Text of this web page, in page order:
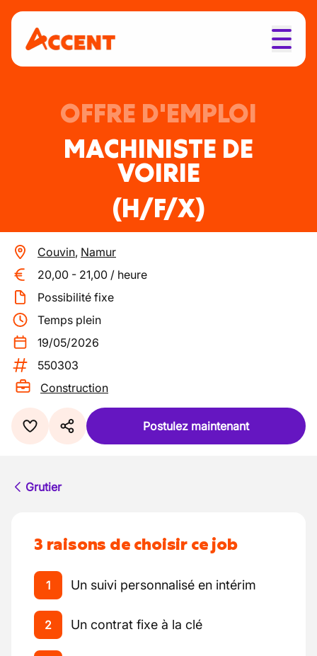
OFFRE D'EMPLOI
MACHINISTE DE
VOIRIE
(H/F/X)
Couvin, Namur
20,00 - 21,00 / heure
Possibilité fixe
Temps plein
19/05/2026
550303
Construction
Postulez maintenant
Grutier
3 raisons de choisir ce job
1 Un suivi personnalisé en intérim
2 Un contrat fixe à la clé